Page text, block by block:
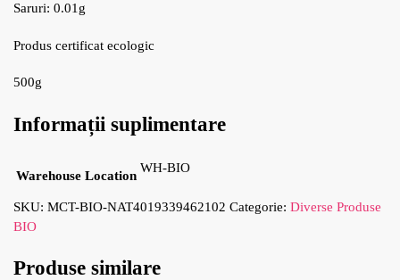
Saruri: 0.01g
Produs certificat ecologic
500g
Informații suplimentare
Warehouse Location
WH-BIO
SKU: MCT-BIO-NAT4019339462102 Categorie: Diverse Produse
BIO
Produse similare